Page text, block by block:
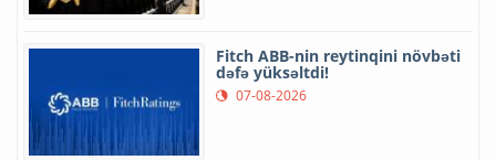
Fitch ABB-nin reytinqini növbəti
dəfə yüksəltdi!
07-08-2026